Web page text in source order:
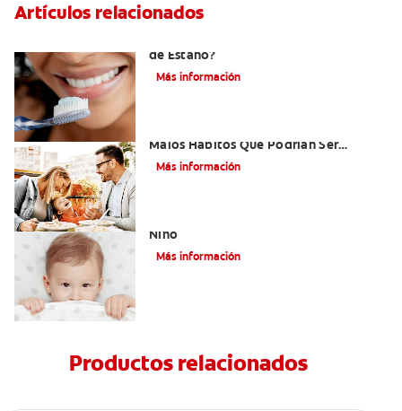
Artículos relacionados
de Estaño?
Más información
Malos Hábitos Que Podrían Ser
Dañinos
Más información
Niño
Más información
Productos relacionados